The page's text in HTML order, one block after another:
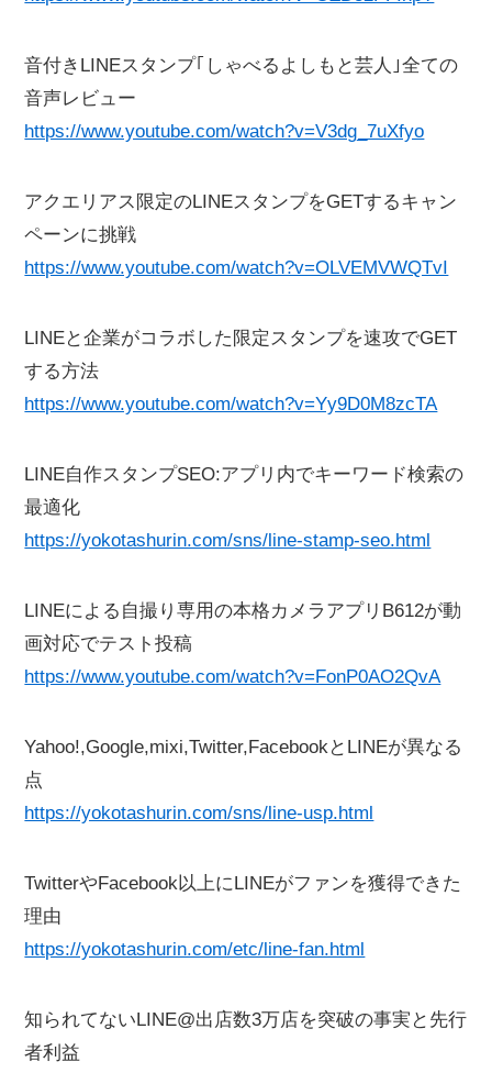
音付きLINEスタンプ｢しゃべるよしもと芸人｣全ての
音声レビュー
https://www.youtube.com/watch?v=V3dg_7uXfyo
アクエリアス限定のLINEスタンプをGETするキャン
ペーンに挑戦
https://www.youtube.com/watch?v=OLVEMVWQTvI
LINEと企業がコラボした限定スタンプを速攻でGET
する方法
https://www.youtube.com/watch?v=Yy9D0M8zcTA
LINE自作スタンプSEO:アプリ内でキーワード検索の
最適化
https://yokotashurin.com/sns/line-stamp-seo.html
LINEによる自撮り専用の本格カメラアプリB612が動
画対応でテスト投稿
https://www.youtube.com/watch?v=FonP0AO2QvA
Yahoo!,Google,mixi,Twitter,FacebookとLINEが異なる
点
https://yokotashurin.com/sns/line-usp.html
TwitterやFacebook以上にLINEがファンを獲得できた
理由
https://yokotashurin.com/etc/line-fan.html
知られてないLINE@出店数3万店を突破の事実と先行
者利益